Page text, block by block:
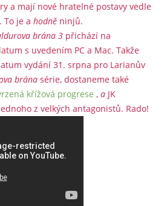
a mají nové hratelné postavy vedle
To je a hodně ninjů.
brána 3 přichází na
s uvedením PC a Mac. Takže
vydání 31. srpna pro Larianův
brána série, dostaneme také
křížová progrese , a JK
z velkých antagonistů. Rado!